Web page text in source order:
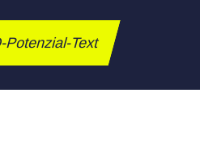
Potenzial-Text